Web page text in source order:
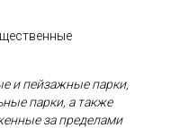
и пейзажные парки,
парки, а также
за пределами